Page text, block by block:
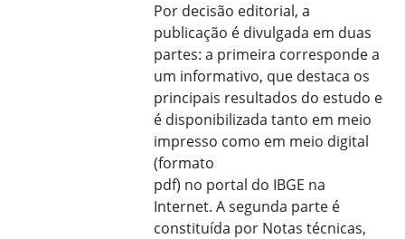
Por decisão editorial, a
publicação é divulgada em duas
partes: a primeira corresponde a
um informativo, que destaca os
principais resultados do estudo e
é disponibilizada tanto em meio
impresso como em meio digital
(formato
pdf) no portal do IBGE na
Internet. A segunda parte é
constituída por Notas técnicas,